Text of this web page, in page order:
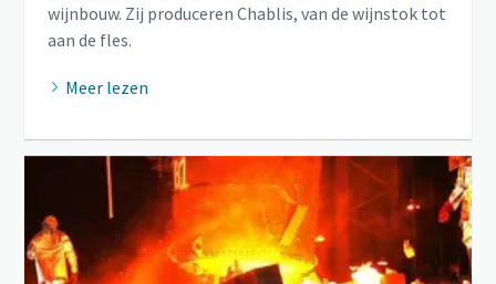
Ontdek het zelf
wijnbouw. Zij produceren Chablis, van de wijnstok tot
aan de fles.
Meer lezen